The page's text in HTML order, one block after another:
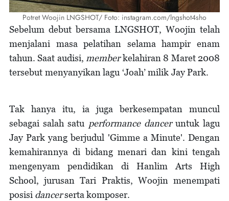
Potret Woojin LNGSHOT/ Foto: instagram.com/lngshot4sho
Sebelum debut bersama LNGSHOT, Woojin telah
menjalani masa pelatihan selama hampir enam
tahun. Saat audisi,memberkelahiran 8 Maret 2008
tersebut menyanyikan lagu ‘Joah’ milik Jay Park.
Tak hanya itu, ia juga berkesempatan muncul
sebagai salah satu performance danceruntuk lagu
Jay Park yang berjudul 'Gimme a Minute'. Dengan
kemahirannya di bidang menari dan kini tengah
mengenyam pendidikan di Hanlim Arts High
School, jurusan Tari Praktis, Woojin menempati
posisi dancerserta komposer.